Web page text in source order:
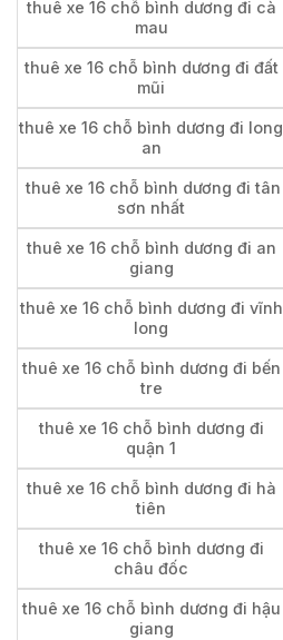
thuê xe 16 chỗ bình dương đi cà
mau
thuê xe 16 chỗ bình dương đi đất
mũi
thuê xe 16 chỗ bình dương đi long
an
thuê xe 16 chỗ bình dương đi tân
sơn nhất
thuê xe 16 chỗ bình dương đi an
giang
thuê xe 16 chỗ bình dương đi vĩnh
long
thuê xe 16 chỗ bình dương đi bến
tre
thuê xe 16 chỗ bình dương đi
quận 1
thuê xe 16 chỗ bình dương đi hà
tiên
thuê xe 16 chỗ bình dương đi
châu đốc
thuê xe 16 chỗ bình dương đi hậu
giang